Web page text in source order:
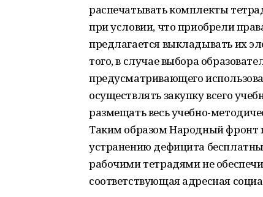
распечатывать комплекты
при условии, что приобрели
предлагается выкладывать их
того, в случае выбора
предусматривающего
осуществлять закупку всего
размещать весь учебно-
Таким образом Народный фронт
устранению дефицита
рабочими тетрадями не
соответствующая адресная